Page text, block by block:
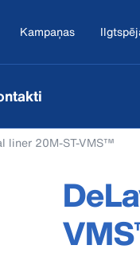
Kampaņas
liner 20M-ST-VMS™